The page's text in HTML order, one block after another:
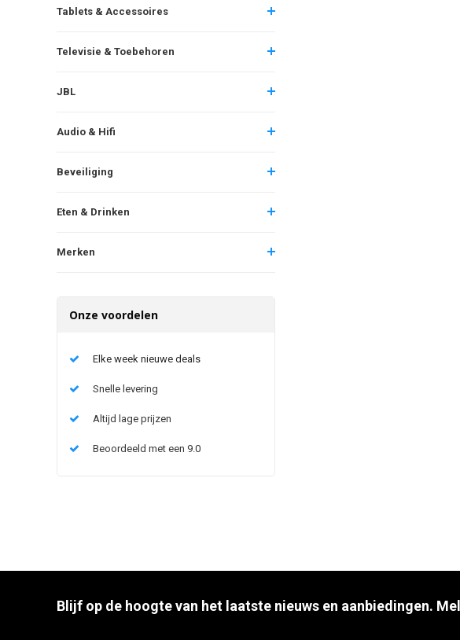
Tablets & Accessoires
Televisie & Toebehoren
JBL
Audio & Hifi
Beveiliging
Eten & Drinken
Merken
Onze voordelen
Elke week nieuwe deals
Snelle levering
Altijd lage prijzen
Beoordeeld met een 9.0
Blijf op de hoogte van het laatste nieuws en aanbiedingen.